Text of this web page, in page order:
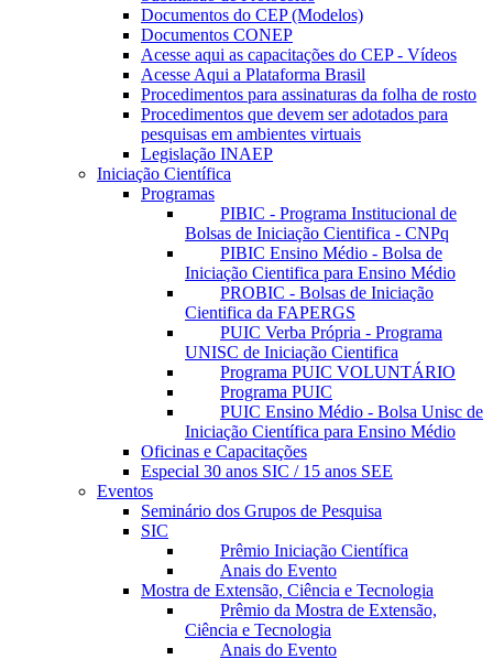
Documentos do CEP (Modelos)
Documentos CONEP
Acesse aqui as capacitações do CEP - Vídeos
Acesse Aqui a Plataforma Brasil
Procedimentos para assinaturas da folha de rosto
Procedimentos que devem ser adotados para
pesquisas em ambientes virtuais
Legislação INAEP
Iniciação Científica
Programas
PIBIC - Programa Institucional de
Bolsas de Iniciação Cientifica - CNPq
PIBIC Ensino Médio - Bolsa de
Iniciação Cientifica para Ensino Médio
PROBIC - Bolsas de Iniciação
Cientifica da FAPERGS
PUIC Verba Própria - Programa
UNISC de Iniciação Cientifica
Programa PUIC VOLUNTÁRIO
Programa PUIC
PUIC Ensino Médio - Bolsa Unisc de
Iniciação Científica para Ensino Médio
Oficinas e Capacitações
Especial 30 anos SIC / 15 anos SEE
Eventos
Seminário dos Grupos de Pesquisa
SIC
Prêmio Iniciação Científica
Anais do Evento
Mostra de Extensão, Ciência e Tecnologia
Prêmio da Mostra de Extensão,
Ciência e Tecnologia
Anais do Evento